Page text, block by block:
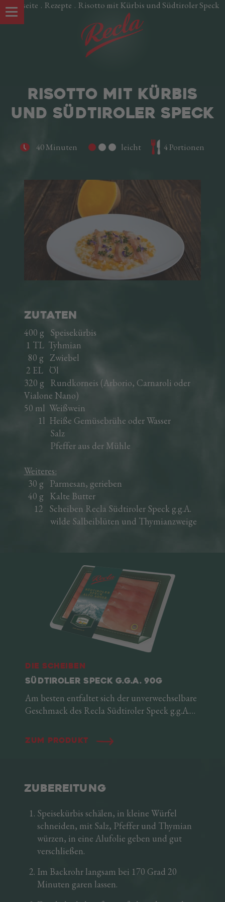
Startseite . Rezepte . Risotto mit Kürbis und Südtiroler Speck
UNSERE SPEZIALITÄTEN
Südtiroler Speck g.g.A.
Oltspeck
Kaminwurzen
Kochschinken
Würstel
Italienische Spezialitäten
EINE FAMILIENGESCHICHTE
DAS UNTERNEHMEN
AREA TRADE
RISOTTO MIT KÜRBIS
UND SÜDTIROLER SPECK
40 Minuten leicht 4 Portionen
ZUTATEN
400 g Speisekürbis
1 TL Tyhmian
80 g Zwiebel
2 EL Öl
320 g Rundkorneis (Arborio, Carnaroli oder
Vialone Nano)
50 ml Weißwein
1l Heiße Gemüsebrühe oder Wasser
Salz
Pfeffer aus der Mühle
Weiteres:
30 g Parmesan, gerieben
40 g Kalte Butter
12 Scheiben Recla Südtiroler Speck g.g.A.
wilde Salbeiblüten und Thymianzweige
Die Scheiben
SÜDTIROLER SPECK G.G.A. 90G
Am besten entfaltet sich der unverwechselbare
Geschmack des Recla Südtiroler Speck g.g.A.
zerschmilzt auf der Zunge: Diese Packung
sorgt dafür, dass Sie immer frische Scheiben zu
leckeres Sandwich, als Geheimzutat für
von Hauptspeisen.
Zum Produkt
ZUBEREITUNG
Speisekürbis schälen, in kleine Würfel
schneiden, mit Salz, Pfeffer und Thymian
würzen, in eine Alufolie geben und gut
verschließen.
Im Backrohr langsam bei 170 Grad 20
Minuten garen lassen.